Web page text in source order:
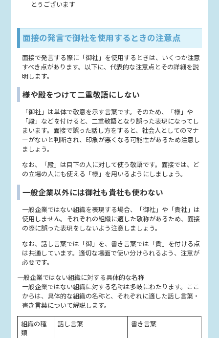
とうございます
面接の発言で御社を使用するときの注意点
面接で発言する際に「御社」を使用するときは、いくつか注意
すべき点があります。以下に、代表的な注意点とその詳細を説
明します。
様や殿をつけて二重敬語にしない
「御社」は単体で敬意を示す言葉です。そのため、「様」や
「殿」などを付けると、二重敬語となり誤った表現になってし
まいます。面接で誤った話し方をすると、社会人としてのマナ
ーがないと判断され、印象が悪くなる可能性があるため注意し
ましょう。
なお、「殿」は目下の人に対して使う敬語です。面接では、ど
の立場の人にも使える「様」を用いるようにしましょう。
一般企業以外には御社も貴社も使わない
一般企業ではない組織を表現する場合、「御社」や「貴社」は
使用しません。それぞれの組織に適した敬称があるため、面接
の際に誤った表現をしないよう注意しましょう。
なお、話し言葉では「御」を、書き言葉では「貴」を付ける点
は共通しています。適切な場面で使い分けられるよう、注意が
必要です。
一般企業ではない組織に対する具体的な名称
一般企業ではない組織に対する名称は多岐にわたります。ここ
からは、具体的な組織の名称と、それぞれに適した話し言葉・
書き言葉について解説します。
組織の種
類
話し言葉 書き言葉